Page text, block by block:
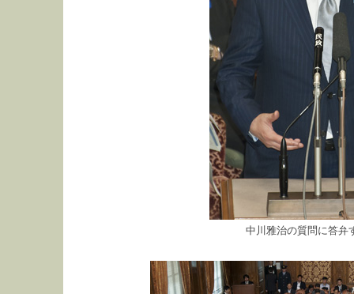
中川雅治の質問に答弁